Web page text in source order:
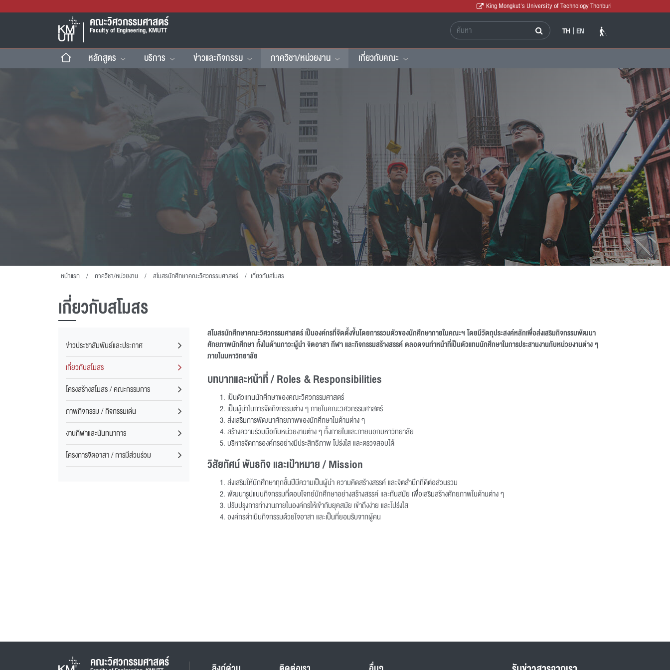
King Mongkut's University of Technology Thonburi
คณะวิศวกรรมศาสตร์
Faculty of Engineering, KMUTT TH EN
หลักสูตร บริการ ข่าวและกิจกรรม ภาควิชา/หน่วยงาน เกี่ยวกับคณะ
หน้าแรก ภาควิชา/หน่วยงาน สโมสรนักศึกษาคณะวิศวกรรมศาสตร์ เกี่ยวกับสโมสร
เกี่ยวกับสโมสร
ข่าวประชาสัมพันธ์และประกาศ
เกี่ยวกับสโมสร
โครงสร้างสโมสร / คณะกรรมการ
ภาพกิจกรรม / กิจกรรมเด่น
งานกีฬาและนันทนาการ
โครงการจิตอาสา / การมีส่วนร่วม
สโมสรนักศึกษาคณะวิศวกรรมศาสตร์ เป็นองค์กรที่จัดตั้งขึ้นโดยการรวมตัวของนักศึกษาภายในคณะฯ โดยมีวัตถุประสงค์หลักเพื่อส่งเสริมกิจกรรมพัฒนา
ศักยภาพนักศึกษา ทั้งในด้านภาวะผู้นำ จิตอาสา กีฬา และกิจกรรมสร้างสรรค์ ตลอดจนทำหน้าที่เป็นตัวแทนนักศึกษาในการประสานงานกับหน่วยงานต่าง ๆ
ภายในมหาวิทยาลัย
บทบาทและหน้าที่ / Roles & Responsibilities
เป็นตัวแทนนักศึกษาของคณะวิศวกรรมศาสตร์
เป็นผู้นำในการจัดกิจกรรมต่าง ๆ ภายในคณะวิศวกรรมศาสตร์
ส่งเสริมการพัฒนาศักยภาพของนักศึกษาในด้านต่าง ๆ
สร้างความร่วมมือกับหน่วยงานต่าง ๆ ทั้งภายในและภายนอกมหาวิทยาลัย
บริหารจัดการองค์กรอย่างมีประสิทธิภาพ โปร่งใส และตรวจสอบได้
วิสัยทัศน์ พันธกิจ และเป้าหมาย / Mission
ส่งเสริมให้นักศึกษาทุกชั้นปีมีความเป็นผู้นำ ความคิดสร้างสรรค์ และจิตสำนึกที่ดีต่อส่วนรวม
พัฒนารูปแบบกิจกรรมที่ตอบโจทย์นักศึกษาอย่างสร้างสรรค์ และทันสมัย เพื่อเสริมสร้างศักยภาพในด้านต่าง ๆ
ปรับปรุงการทำงานภายในองค์กรให้เข้ากับยุคสมัย เข้าถึงง่าย และโปร่งใส
องค์กรดำเนินกิจกรรมด้วยใจอาสา และเป็นที่ยอมรับจากผู้คน
คณะวิศวกรรมศาสตร์